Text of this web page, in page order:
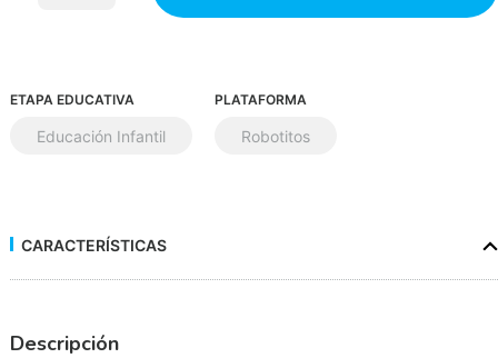
ETAPA EDUCATIVA
Educación Infantil
PLATAFORMA
Robotitos
CARACTERÍSTICAS
Descripción